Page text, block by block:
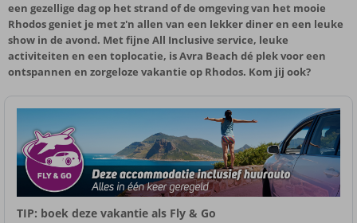
een gezellige dag op het strand of de omgeving van het mooie
Rhodos geniet je met z'n allen van een lekker diner en een leuke
show in de avond. Met fijne All Inclusive service, leuke
activiteiten en een toplocatie, is Avra Beach dé plek voor een
ontspannen en zorgeloze vakantie op Rhodos. Kom jij ook?
TIP: boek deze vakantie als Fly & Go